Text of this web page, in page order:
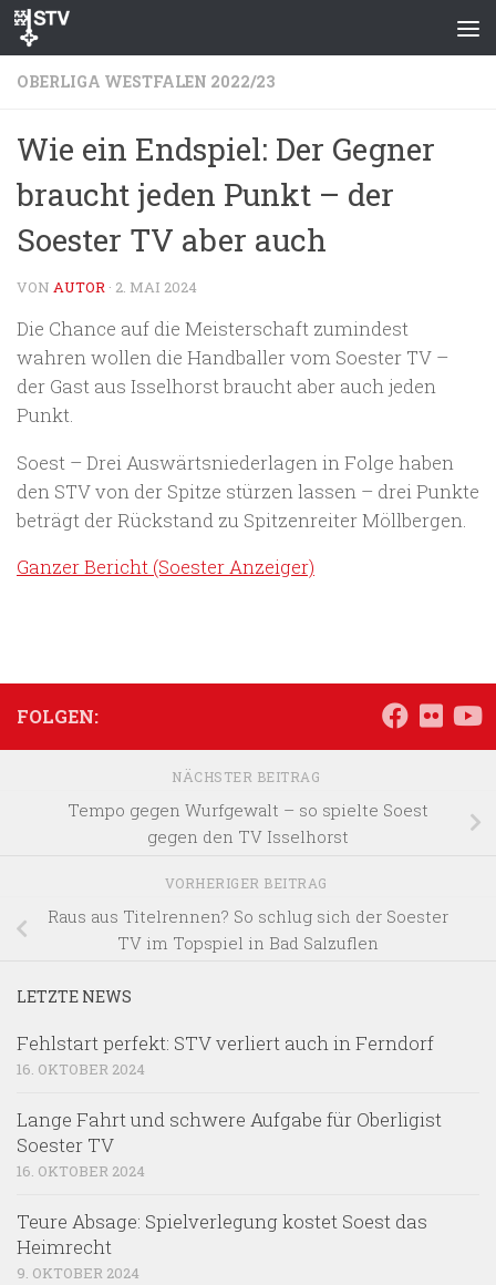
Zum Inhalt springen
OBERLIGA WESTFALEN 2022/23
Wie ein Endspiel: Der Gegner
braucht jeden Punkt – der
Soester TV aber auch
VON AUTOR · 2. MAI 2024
Die Chance auf die Meisterschaft zumindest
wahren wollen die Handballer vom Soester TV –
der Gast aus Isselhorst braucht aber auch jeden
Punkt.
Soest – Drei Auswärtsniederlagen in Folge haben
den STV von der Spitze stürzen lassen – drei Punkte
beträgt der Rückstand zu Spitzenreiter Möllbergen.
Ganzer Bericht (Soester Anzeiger)
FOLGEN:
NÄCHSTER BEITRAG
Tempo gegen Wurfgewalt – so spielte Soest
gegen den TV Isselhorst
VORHERIGER BEITRAG
Raus aus Titelrennen? So schlug sich der Soester
TV im Topspiel in Bad Salzuflen
LETZTE NEWS
Fehlstart perfekt: STV verliert auch in Ferndorf
16. OKTOBER 2024
Lange Fahrt und schwere Aufgabe für Oberligist
Soester TV
16. OKTOBER 2024
Teure Absage: Spielverlegung kostet Soest das
Heimrecht
9. OKTOBER 2024